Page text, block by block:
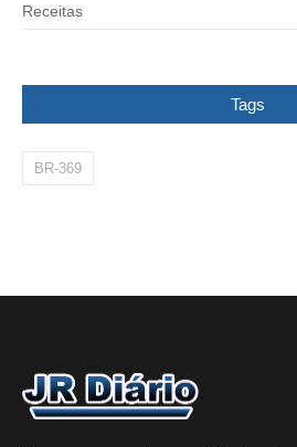
Receitas
Tags
BR-369